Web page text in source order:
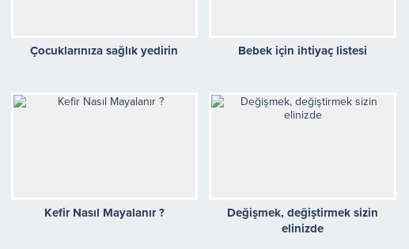
Çocuklarınıza sağlık yedirin Bebek için ihtiyaç listesi
Kefir Nasıl Mayalanır ?
Değişmek, değiştirmek sizin
elinizde